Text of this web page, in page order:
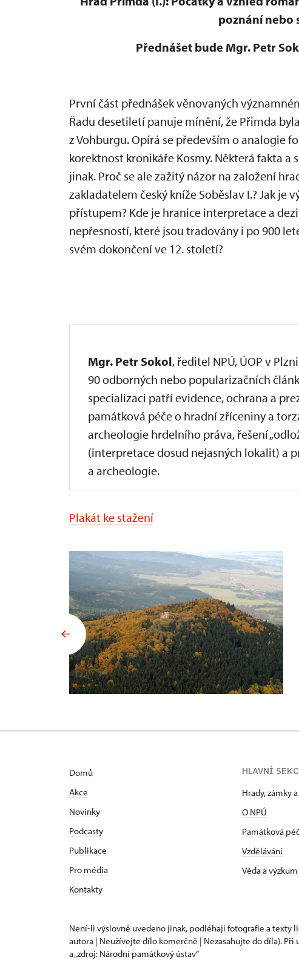
poznání nebo
Přednášet bude Mgr. Petr
První část přednášek věnovaných
Řadu desetiletí panuje mínění, že Přimda
z Vohburgu. Opírá se především o analogie
korektnost kronikáře Kosmy. Některá fakta a
jinak. Proč se ale zažitý názor na založení
zakladatelem český kníže Soběslav I.? Jak
přístupem? Kde je hranice interpretace a
nepřesností, které jsou tradovány i po 900
svém dokončení ve 12. století?
Mgr. Petr Sokol, ředitel NPÚ, ÚOP v
90 odborných nebo popularizačních
specializaci patří evidence, ochrana a
památková péče o hradní zříceniny a
archeologie hrdelního práva, řešení
(interpretace dosud nejasných lokalit) a
a archeologie.
Plakát ke stažení
Domů
Akce
Novinky
Podcasty
Publikace
Pro média
Kontakty
HLAVNÍ
Hrady, zámky
O NPÚ
Památková
Vzdělávání
Věda a výzkum
Není-li výslovně uvedeno jinak, podléhají fotografie a texty
autora | Neužívejte dílo komerčně | Nezasahujte do díla).
a „zdroj: Národní památkový ústav“